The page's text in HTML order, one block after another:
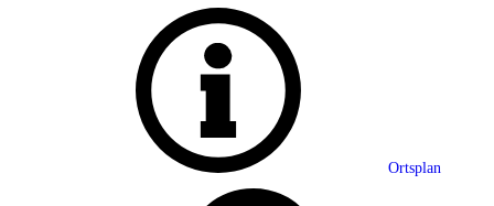
Ortsplan
Grußwort
Ortsplan
Partnerschaft